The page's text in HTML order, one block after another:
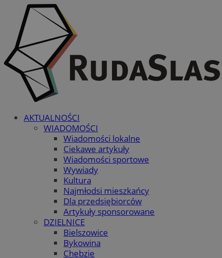
AKTUALNOŚCI
WIADOMOŚCI
Wiadomości lokalne
Ciekawe artykuły
Wiadomości sportowe
Wywiady
Kultura
Najmłodsi mieszkańcy
Dla przedsiębiorców
Artykuły sponsorowane
DZIELNICE
Bielszowice
Bykowina
Chebzie